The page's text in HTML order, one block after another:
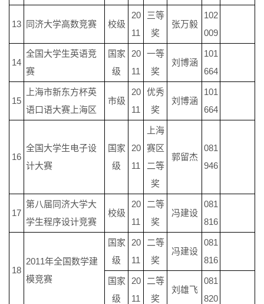
13 同济大学高数竞赛 校级
20
11
三等
奖
张万毅
102
009
14
全国大学生英语竞
赛
国家
级
20
11
一等
奖
刘博涵
101
664
15
上海市新东方杯英
语口语大赛上海区
市级
20
11
优秀
奖
刘博涵
101
664
16
全国大学生电子设
计大赛
国家
级
20
11
上海
赛区
二等
奖
郭留杰
081
946
17
第八届同济大学大
学生程序设计竞赛
校级
20
11
二等
奖
冯建设
081
816
18
2011年全国数学建
模竞赛
国家
级
20
11
二等
奖
冯建设
081
816
国家
级
20
11
二等
奖
刘雄飞
081
820